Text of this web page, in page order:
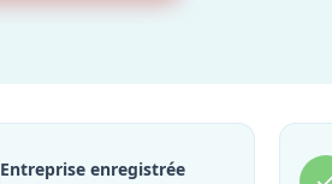
Entreprise enregistrée